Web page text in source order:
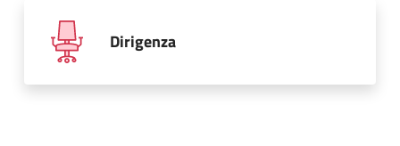
Dirigenza